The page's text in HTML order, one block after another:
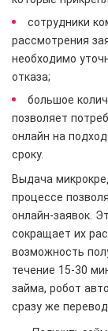
сотрудники
рассмотрения
необходимо
отказа;
большое
позволяет
онлайн на
сроку.
Выдача
процессе
онлайн-заявок.
сокращает их
возможность
течение 15-30
займа, робот
сразу же